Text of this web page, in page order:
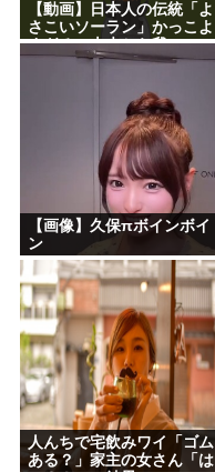
【動画】日本人の伝統「よ
さこいソーラン」かっこよ
すぎる。古来から我々の
DNAに刻まれた踊り
【画像】久保πボインボイ
ン
人んちで宅飲みワイ「ゴム
ある？」家主の女さん「は